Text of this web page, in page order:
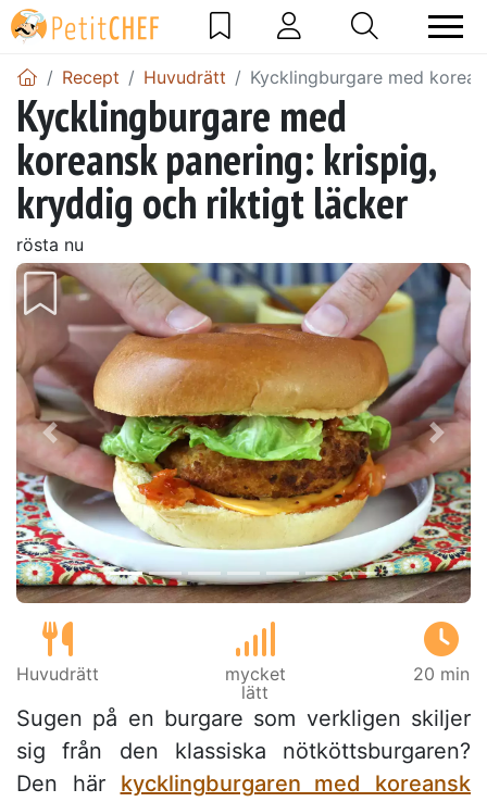
Recept Huvudrätt Kycklingburgare med
Kycklingburgare med
koreansk panering: krispig,
kryddig och riktigt läcker
rösta nu
Föregående
Huvudrätt
mycket
lätt
20 min
Sugen på en burgare som verkligen skiljer
sig från den klassiska nötköttsburgaren?
Den här kycklingburgaren med koreansk